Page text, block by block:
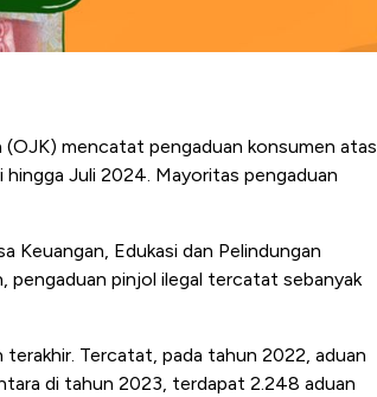
mencatat pengaduan konsumen atas
hingga Juli 2024. Mayoritas pengaduan
Keuangan, Edukasi dan Pelindungan
pengaduan pinjol ilegal tercatat sebanyak
Tercatat, pada tahun 2022, aduan
di tahun 2023, terdapat 2.248 aduan